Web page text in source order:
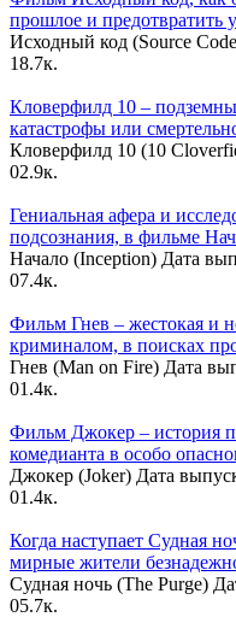
прошлое и предотвратить
Исходный код (Source
18.7к.
Кловерфилд 10 –
катастрофы или
Кловерфилд 10 (10
02.9к.
Гениальная афера и
подсознания, в фильме
Начало (Inception) Дата
07.4к.
Фильм Гнев – жестокая и
криминалом, в поисках
Гнев (Man on Fire) Дата
01.4к.
Фильм Джокер – история
комедианта в особо
Джокер (Joker) Дата
01.4к.
Когда наступает Судная
мирные жители
Судная ночь (The Purge)
05.7к.